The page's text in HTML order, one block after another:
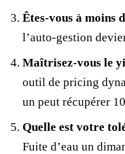
Êtes-vous à moins
l’auto-gestion
Maîtrisez-vous le
outil de pricing
un peut récupérer
Quelle est votre
Fuite d’eau un